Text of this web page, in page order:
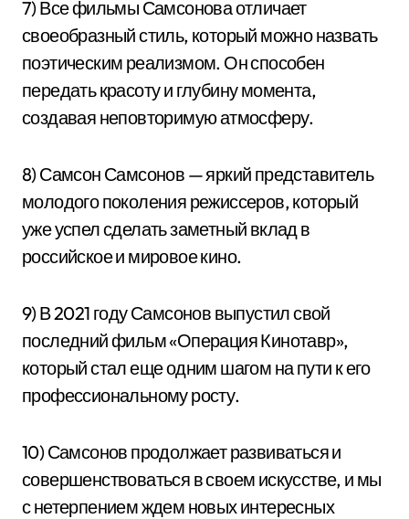
7) Все фильмы Самсонова отличает
своеобразный стиль, который можно назвать
поэтическим реализмом. Он способен
передать красоту и глубину момента,
создавая неповторимую атмосферу.
8) Самсон Самсонов — яркий представитель
молодого поколения режиссеров, который
уже успел сделать заметный вклад в
российское и мировое кино.
9) В 2021 году Самсонов выпустил свой
последний фильм «Операция Кинотавр»,
который стал еще одним шагом на пути к его
профессиональному росту.
10) Самсонов продолжает развиваться и
совершенствоваться в своем искусстве, и мы
с нетерпением ждем новых интересных